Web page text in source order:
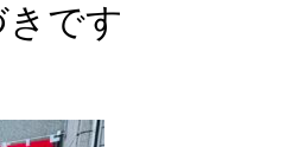
です